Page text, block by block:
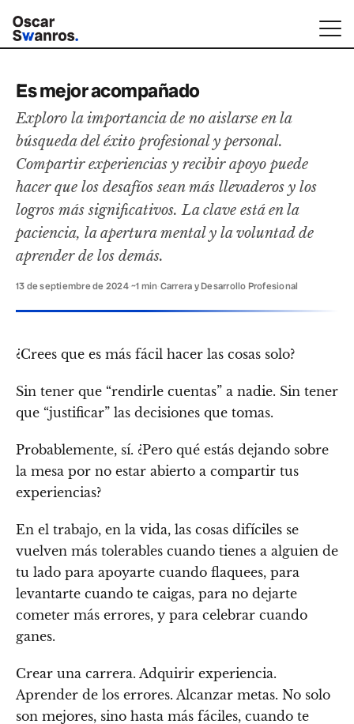
Es mejor acompañado
Exploro la importancia de no aislarse en la
búsqueda del éxito profesional y personal.
Compartir experiencias y recibir apoyo puede
hacer que los desafíos sean más llevaderos y los
logros más significativos. La clave está en la
paciencia, la apertura mental y la voluntad de
aprender de los demás.
13 de septiembre de 2024·~1 min Carrera y Desarrollo Profesional
¿Crees que es más fácil hacer las cosas solo?
Sin tener que “rendirle cuentas” a nadie. Sin tener
que “justificar” las decisiones que tomas.
Probablemente, sí. ¿Pero qué estás dejando sobre
la mesa por no estar abierto a compartir tus
experiencias?
En el trabajo, en la vida, las cosas difíciles se
vuelven más tolerables cuando tienes a alguien de
tu lado para apoyarte cuando flaquees, para
levantarte cuando te caigas, para no dejarte
cometer más errores, y para celebrar cuando
ganes.
Crear una carrera. Adquirir experiencia.
Aprender de los errores. Alcanzar metas. No solo
son mejores, sino hasta más fáciles, cuando te